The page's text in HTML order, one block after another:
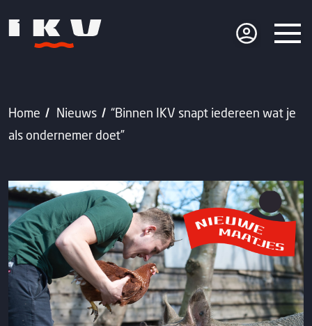
Home Nieuws
“Binnen IKV snapt iedereen wat je
als ondernemer doet”